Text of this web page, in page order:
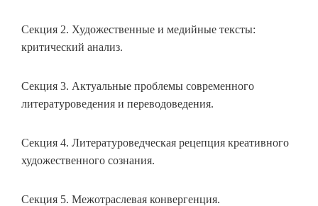
Секция 2. Художественные и медийные тексты:
критический анализ.
Секция 3. Актуальные проблемы современного
литературоведения и переводоведения.
Секция 4. Литературоведческая рецепция креативного
художественного сознания.
Секция 5. Межотраслевая конвергенция.